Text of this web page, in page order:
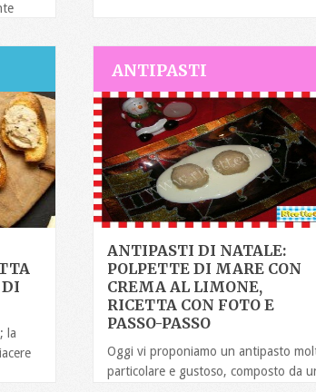
DI
la
ANTIPASTI
ANTIPASTI DI NATALE:
POLPETTE DI MARE CON
CREMA AL LIMONE,
RICETTA CON FOTO E
PASSO-PASSO
Oggi vi proponiamo un antipasto
particolare e gustoso, composto da